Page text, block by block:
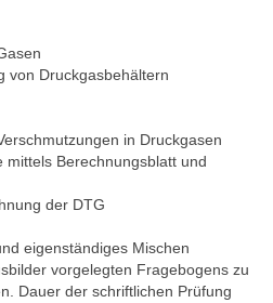
von Druckgasbehältern
in Druckgasen
mittels Berechnungsblatt und
der DTG
eigenständiges Mischen
vorgelegten Fragebogens zu
Dauer der schriftlichen Prüfung